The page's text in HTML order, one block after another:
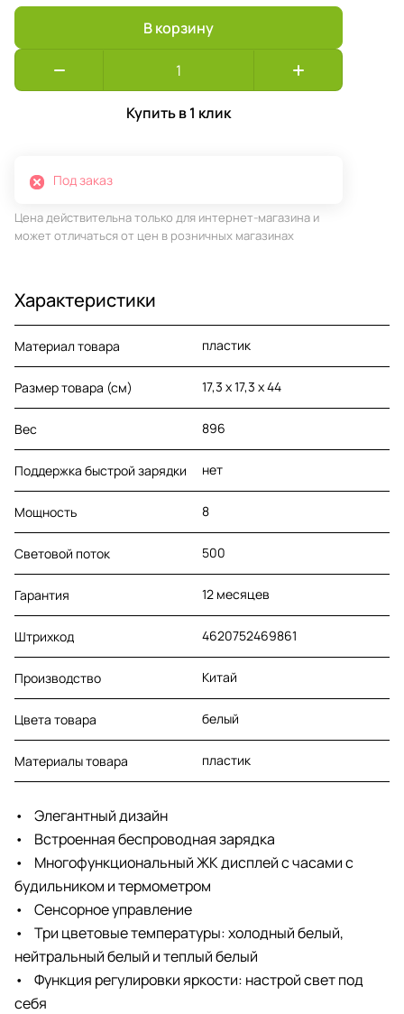
В корзину
Купить в 1 клик
Под заказ
Цена действительна только для интернет-магазина и
может отличаться от цен в розничных магазинах
Характеристики
Материал товара пластик
Размер товара (см) 17,3 х 17,3 х 44
Вес 896
Поддержка быстрой зарядки нет
Мощность 8
Световой поток 500
Гарантия 12 месяцев
Штрихкод 4620752469861
Производство Китай
Цвета товара белый
Материалы товара пластик
• Элегантный дизайн
• Встроенная беспроводная зарядка
• Многофункциональный ЖК дисплей с часами с
будильником и термометром
• Сенсорное управление
• Три цветовые температуры: холодный белый,
нейтральный белый и теплый белый
• Функция регулировки яркости: настрой свет под
себя